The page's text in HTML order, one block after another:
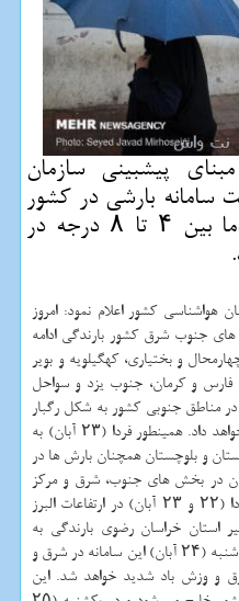
پیشبینی سازمان
سامانه بارشی در كشور
و همینطور كاهش نسبی دما بین ۴ تا ۸ درجه در
هواشناسی کشور اعلام نمود: امروز
های جنوب شرق کشور بارندگی ادامه
و بختیاری، کهگیلویه و بویر
و کرمان، جنوب یزد و سواحل
مناطق جنوبی کشور به شکل رگبار
و رعدوبرق و وزش باد شدید موقت رخ خواهد داد. همینطور فردا (۲۳ آبان) به
و بلوچستان همچنان بارش ها در
در بخش های جنوب، شرق و مرکز
کشور پیشبینی می شود. طی امروز و فردا (۲۲ و ۲۳ آبان) در ارتفاعات البرز
استان خراسان رضوی بارندگی به
صورت بارش برف پیشبینی می شود. روز شنبه (۲۴ آبان) این سامانه در شرق و
و وزش باد شدید خواهد شد. این